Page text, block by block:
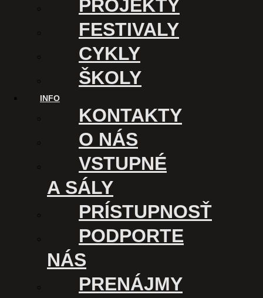
PROJEKTY
FESTIVALY
CYKLY
ŠKOLY
INFO
KONTAKTY
O NÁS
VSTUPNÉ
A SÁLY
PRÍSTUPNOSŤ
PODPORTE
NÁS
PRENÁJMY
Digitalizáciu Kina Úsmev a
uvádzanie filmov v tomto
Kasárenské nám. 1
040 01 Košice